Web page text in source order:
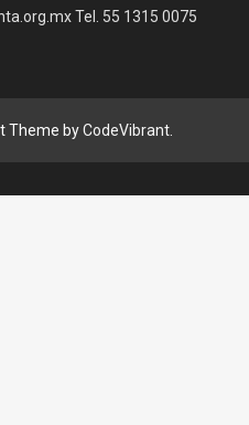
Tel. 55 1315 0075
Theme byCodeVibrant